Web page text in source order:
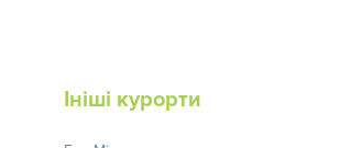
Ініші курорти